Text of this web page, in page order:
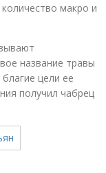
макро и
название травы
цели ее
получил чабрец